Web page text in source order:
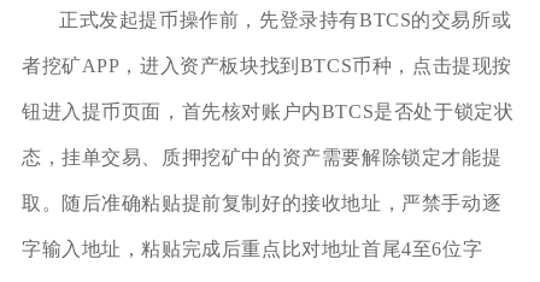
正式发起提币操作前，先登录持有BTCS的交易所或
者挖矿APP，进入资产板块找到BTCS币种，点击提现按
钮进入提币页面，首先核对账户内BTCS是否处于锁定状
态，挂单交易、质押挖矿中的资产需要解除锁定才能提
取。随后准确粘贴提前复制好的接收地址，严禁手动逐
字输入地址，粘贴完成后重点比对地址首尾4至6位字